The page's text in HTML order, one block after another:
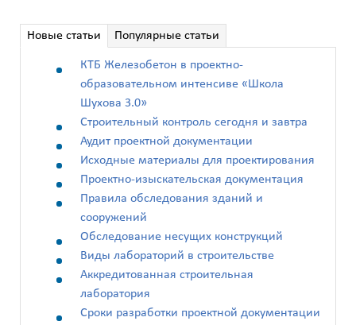
Новые статьи Популярные статьи
КТБ Железобетон в проектно-
образовательном интенсиве «Школа
Шухова 3.0»
Строительный контроль сегодня и завтра
Аудит проектной документации
Исходные материалы для проектирования
Проектно-изыскательская документация
Правила обследования зданий и
сооружений
Обследование несущих конструкций
Виды лабораторий в строительстве
Аккредитованная строительная
лаборатория
Сроки разработки проектной документации